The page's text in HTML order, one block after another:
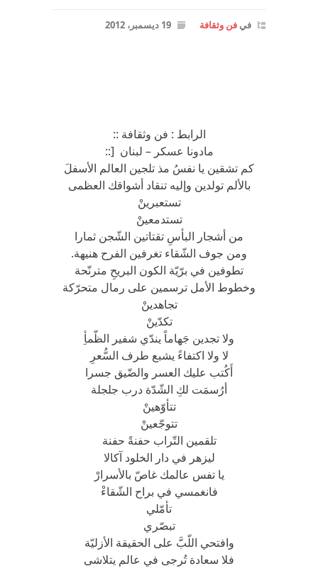
في فن وثقافة 19 ديسمبر، 2012
الرابط : فن وثقافة ::
مادونا عسكر – لبنان [::
كم تشقين يا نفسُ مذ تلجين العالم الأسفلَ
بالألم تولدين وإليه تنقاد أشواقك العظمى
تستعبرينْ
تستدمعينْ
من أشجار البأسِ تقتاتين الشّجن ثمارا
ومن جوف الشّقاء تغرفين الفرح هنيهة.
تطوفين في برّيّة الكون البريحِ مترنّحة
وخطوط الأمل ترسمين على رمال متحرّكة
تجاهدينْ
تكدّينْ
ولا تجدين جَهاماً يندّي شفير الظّمأِ
لا ولا اكتفاءً يشبع طرف السُّعرِ
أَكُتب عليك العسر والضّيق جسرا
أرُسمَت لكِ الشّدّة درب جلجلة
تتأوّهينْ
تتوجّعينْ
تلقمين التّراب حفنةً حفنة
ليزهر في دار الخلود آكالا
يا تفس عالمك غاصّ بالأسرارْ
فانغمسي في براح الشّقاءْ
تأمّلي
تبصّري
وافتحي اللّبَّ على الحقيقة الأزليّة
فلا سعادة تُرجى في عالم يتلاشى